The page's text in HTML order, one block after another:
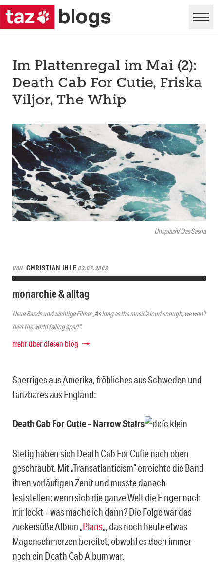
Unsplash/ Das Sasha
Im Plattenregal im Mai (2):
Death Cab For Cutie, Friska
Viljor, The Whip
VON CHRISTIAN IHLE 03.07.2008
monarchie & alltag
Neue Bands und wichtige Filme: „As long as the music’s loud enough, we won’t
hear the world falling apart“.
mehr über diesen blog
Sperriges aus Amerika, fröhliches aus Schweden und
tanzbares aus England:
Death Cab For Cutie – Narrow Stairs
Stetig haben sich Death Cab For Cutie nach oben
geschraubt. Mit „Transatlanticism“ erreichte die Band
ihren vorläufigen Zenit und musste danach
feststellen: wenn sich die ganze Welt die Finger nach
mir leckt – was mache ich dann? Die Folge war das
zuckersüße Album „Plans„, das noch heute etwas
Magenschmerzen bereitet, obwohl es doch immer
noch ein Death Cab Album war.